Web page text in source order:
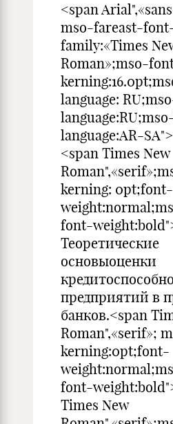
<span
mso-fareast-
family:«Times
Roman»;mso-
language:
language:AR-SA">
<span Times New
kerning: 0pt;font-
font-
Теоретические
основыоценки
предприятий в
банков.<span
Roman",«serif»;
kerning:0pt;font-
font-
Times New